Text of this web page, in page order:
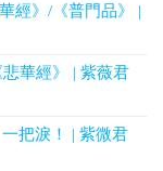
經》/《普門品》 |
華經》 | 紫薇君
把淚！ | 紫微君